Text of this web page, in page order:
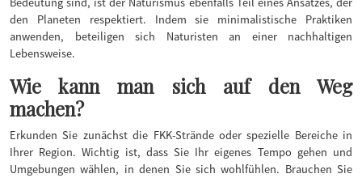
den Planeten respektiert. Indem sie minimalistische Praktiken
anwenden, beteiligen sich Naturisten an einer nachhaltigen
Lebensweise.
Wie kann man sich auf den Weg
machen?
Erkunden Sie zunächst die FKK-Strände oder spezielle Bereiche in
Ihrer Region. Wichtig ist, dass Sie Ihr eigenes Tempo gehen und
Umgebungen wählen, in denen Sie sich wohlfühlen. Brauchen Sie